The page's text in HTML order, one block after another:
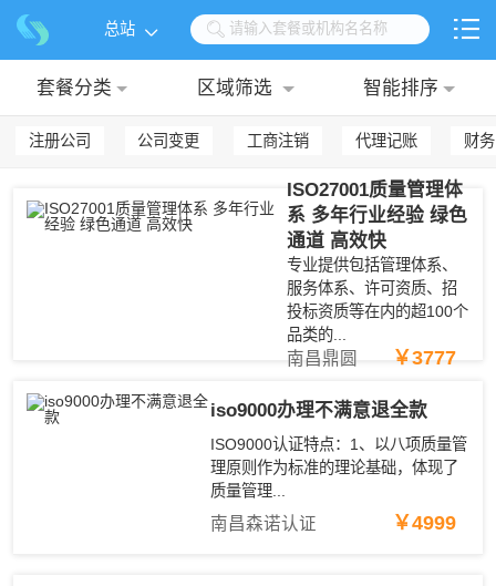
总站   请输入套餐或机构名名称 
套餐分类 区域筛选 智能排序
注册公司 公司变更 工商注销 代理记账 财
ISO27001质量管理体
系 多年行业经验 绿色
通道 高效快
专业提供包括管理体系、
服务体系、许可资质、招
投标资质等在内的超100个
品类的...
南昌鼎圆 ￥3777
iso9000办理不满意退全款
ISO9000认证特点：1、以八项质量管
理原则作为标准的理论基础，体现了
质量管理...
南昌森诺认证 ￥4999